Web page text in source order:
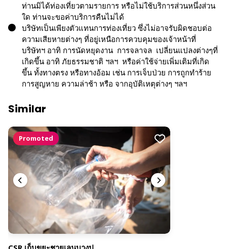
ท่านมิได้ท่องเที่ยวตามรายการ หรือไม่ใช้บริการส่วนหนึ่งส่วน
ใด ท่านจะขอค่าบริการคืนไม่ได้
บริษัทเป็นเพียงตัวแทนการท่องเที่ยว ซึ่งไม่อาจรับผิดชอบต่อ
ความเสียหายต่างๆ ที่อยู่เหนือการควบคุมของเจ้าหน้าที่
บริษัทฯ อาทิ การนัดหยุดงาน การจลาจล เปลี่ยนแปลงต่างๆที่
เกิดขึ้น อาทิ ภัยธรรมชาติ ฯลฯ หรือค่าใช้จ่ายเพิ่มเติมที่เกิด
ขึ้น ทั้งทางตรง หรือทางอ้อม เช่น การเจ็บป่วย การถูกทำร้าย
การสูญหาย ความล่าช้า หรือ จากอุบัติเหตุต่างๆ ฯลฯ
Similar
Promoted